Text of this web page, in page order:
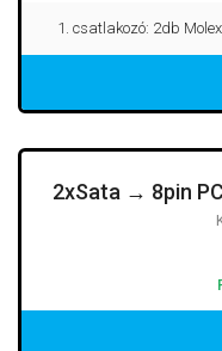
1. csatlakozó: 2db
2xSata → 8pin